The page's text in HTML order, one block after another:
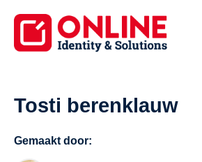
Tosti berenklauw
Gemaakt door: